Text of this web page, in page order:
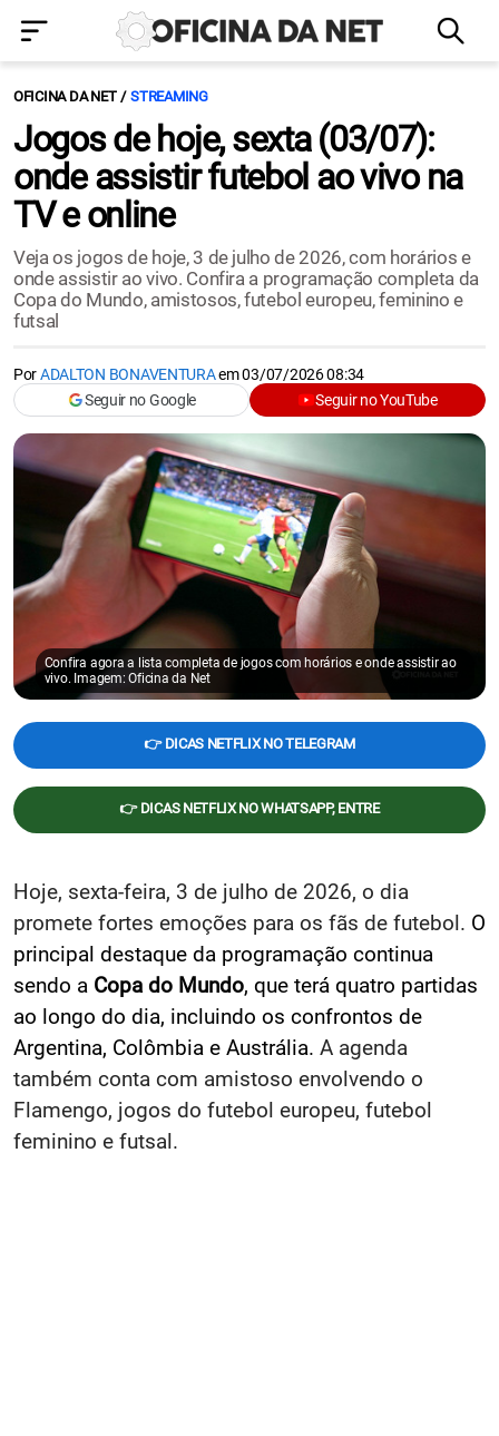
OFICINA DA NET STREAMING
Jogos de hoje, sexta (03/07):
onde assistir futebol ao vivo na
TV e online
Veja os jogos de hoje, 3 de julho de 2026, com horários e
onde assistir ao vivo. Confira a programação completa da
Copa do Mundo, amistosos, futebol europeu, feminino e
futsal
PorADALTON BONAVENTURAem03/07/2026 08:34
Seguir no Google
Seguir no YouTube
Confira agora a lista completa de jogos com horários e onde assistir ao
vivo. Imagem: Oficina da Net
👉 DICAS NETFLIX NO TELEGRAM
👉 DICAS NETFLIX NO WHATSAPP, ENTRE
Hoje, sexta-feira, 3 de julho de 2026, o dia
promete fortes emoções para os fãs de futebol. O
principal destaque da programação continua
sendo a Copa do Mundo, que terá quatro partidas
ao longo do dia, incluindo os confrontos de
Argentina, Colômbia e Austrália. A agenda
também conta com amistoso envolvendo o
Flamengo, jogos do futebol europeu, futebol
feminino e futsal.